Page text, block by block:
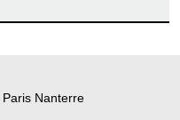
Nanterre